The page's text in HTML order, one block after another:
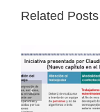
Related Posts